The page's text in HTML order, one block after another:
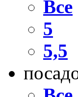
Все
5
5,5